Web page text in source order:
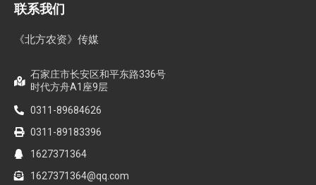
联系我们
《北方农资》传媒
石家庄市长安区和平东路336号
时代方舟A1座9层
0311-89684626
0311-89183396
1627371364
1627371364@qq.com